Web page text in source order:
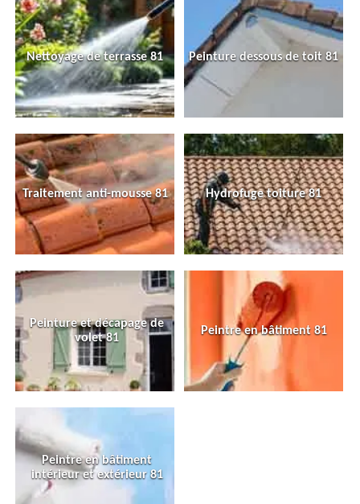
Nettoyage de terrasse 81 Peinture dessous de toit 81
Traitement anti-mousse 81 Hydrofuge toiture 81
Peinture et décapage de
volet 81
Peintre en bâtiment 81
Peintre en bâtiment
intérieur et extérieur 81